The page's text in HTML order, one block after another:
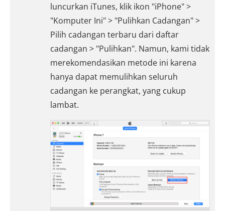
luncurkan iTunes, klik ikon "iPhone" >
"Komputer Ini" > "Pulihkan Cadangan" >
Pilih cadangan terbaru dari daftar
cadangan > "Pulihkan". Namun, kami tidak
merekomendasikan metode ini karena
hanya dapat memulihkan seluruh
cadangan ke perangkat, yang cukup
lambat.